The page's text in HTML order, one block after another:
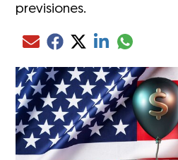
previsiones.
Compartir el artículo actual
Compartir el artículo actual
Compartir el artículo
Compartir el
Compartir